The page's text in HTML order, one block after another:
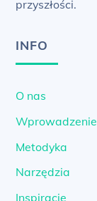
przyszłości.
INFO
O nas
Wprowadzenie
Metodyka
Narzędzia
Inspiracje